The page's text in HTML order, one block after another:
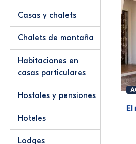
Casas y chalets
Chalets de montaña
Habitaciones en
casas particulares
Hostales y pensiones
Hoteles
Lodges
El